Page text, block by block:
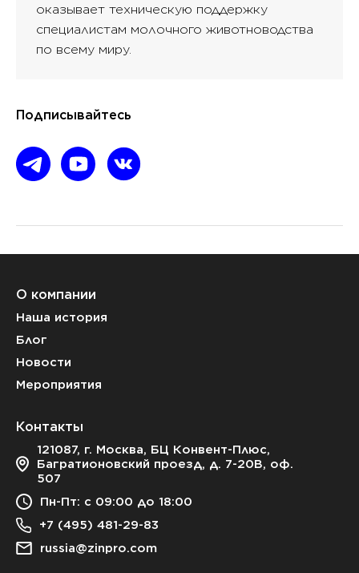
Подписывайтесь
оказывает техническую поддержку
специалистам молочного животноводства
по всему миру.
О компании
Наша история
Блог
Новости
Мероприятия
Контакты
121087, г. Москва, БЦ Конвент-Плюс,
Багратионовский проезд, д. 7-20В, оф.
507
Пн-Пт: с 09:00 до 18:00
+7 (495) 481-29-83
russia@zinpro.com